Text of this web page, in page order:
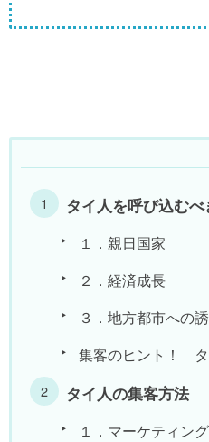
タイ人を呼び込む
１．親日国家
２．経済成長
３．地方都市への
集客のヒント！
タイ人の集客方法
１．マーケティン